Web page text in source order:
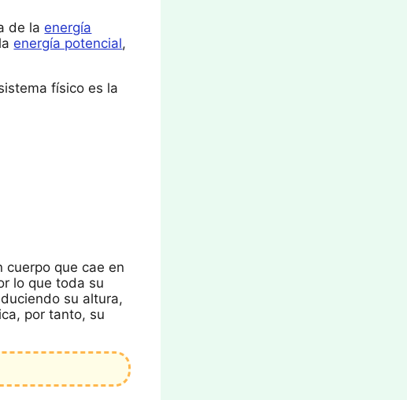
de la energía
energía potencial,
físico es la
cuerpo que cae en
lo que toda su
su altura,
por tanto, su